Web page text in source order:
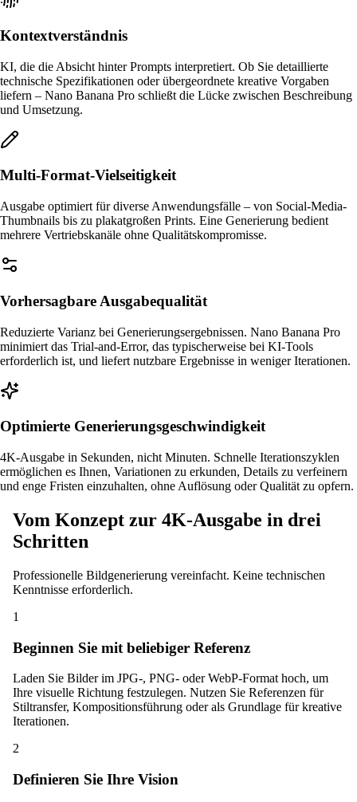
Kontextverständnis
KI, die die Absicht hinter Prompts interpretiert. Ob Sie detaillierte
technische Spezifikationen oder übergeordnete kreative Vorgaben
liefern – Nano Banana Pro schließt die Lücke zwischen Beschreibung
und Umsetzung.
Multi-Format-Vielseitigkeit
Ausgabe optimiert für diverse Anwendungsfälle – von Social-Media-
Thumbnails bis zu plakatgroßen Prints. Eine Generierung bedient
mehrere Vertriebskanäle ohne Qualitätskompromisse.
Vorhersagbare Ausgabequalität
Reduzierte Varianz bei Generierungsergebnissen. Nano Banana Pro
minimiert das Trial-and-Error, das typischerweise bei KI-Tools
erforderlich ist, und liefert nutzbare Ergebnisse in weniger Iterationen.
Optimierte Generierungsgeschwindigkeit
4K-Ausgabe in Sekunden, nicht Minuten. Schnelle Iterationszyklen
ermöglichen es Ihnen, Variationen zu erkunden, Details zu verfeinern
und enge Fristen einzuhalten, ohne Auflösung oder Qualität zu opfern.
Vom Konzept zur 4K-Ausgabe in drei
Schritten
Professionelle Bildgenerierung vereinfacht. Keine technischen
Kenntnisse erforderlich.
1
Beginnen Sie mit beliebiger Referenz
Laden Sie Bilder im JPG-, PNG- oder WebP-Format hoch, um
Ihre visuelle Richtung festzulegen. Nutzen Sie Referenzen für
Stiltransfer, Kompositionsführung oder als Grundlage für kreative
Iterationen.
2
Definieren Sie Ihre Vision